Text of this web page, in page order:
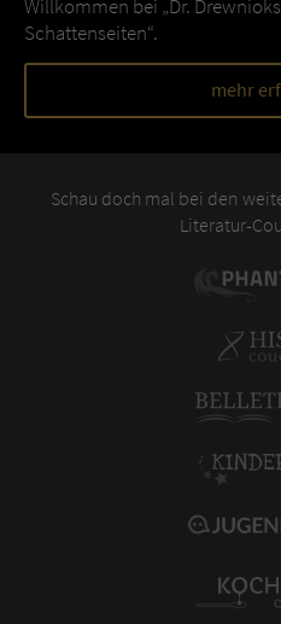
Willkommen bei „Dr.
Schattenseiten“.
mehr
Schau doch mal bei den
Literatur-